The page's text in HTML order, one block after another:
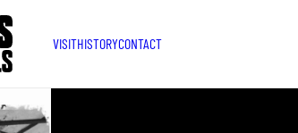
VISITHISTORYCONTACT